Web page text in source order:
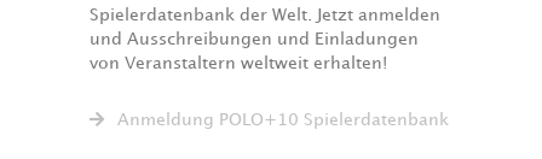
Spielerdatenbank der Welt. Jetzt anmelden
und Ausschreibungen und Einladungen
von Veranstaltern weltweit erhalten!
Anmeldung POLO+10 Spielerdatenbank